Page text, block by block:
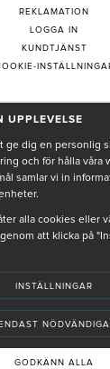
REKLAMATION
LOGGA IN
KUNDTJÄNST
PÅ
accepterar jag Seth och
in kommer endast
PÅ DENNA SIDA
UPPLEVELSE
ge dig en personlig
och för hålla
samlar vi in
alla cookies eller
att klicka på
INSTÄLLNINGAR
ENDAST NÖDVÄNDIGA
GODKÄNN ALLA